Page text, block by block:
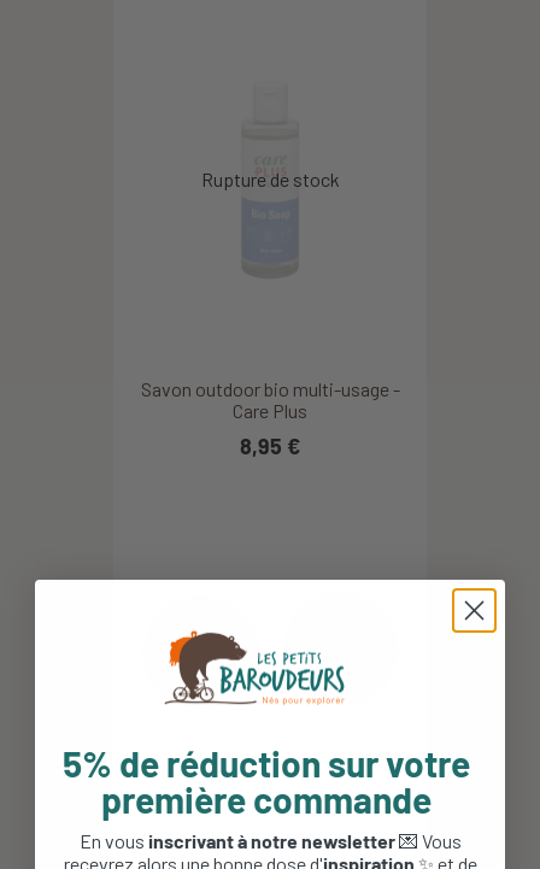
Savon outdoor bio multi-usage -
Care Plus
8,95 €
Pastilles de dentifrice bio - Sloe -
5% de réduction sur votre
première commande
En vous inscrivant à notre newsletter💌 Vous
recevrez alors une bonne dose d'inspiration ✨ et de